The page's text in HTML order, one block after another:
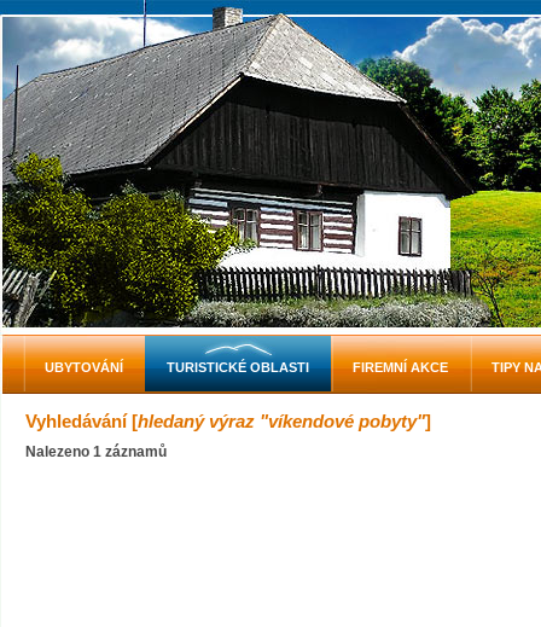
Vyhledávání [hledaný výraz "víkendové pobyty"]
Nalezeno 1 záznamů
UBYTOVÁNÍ TURISTICKÉ OBLASTI FIREMNÍ AKCE TIPY